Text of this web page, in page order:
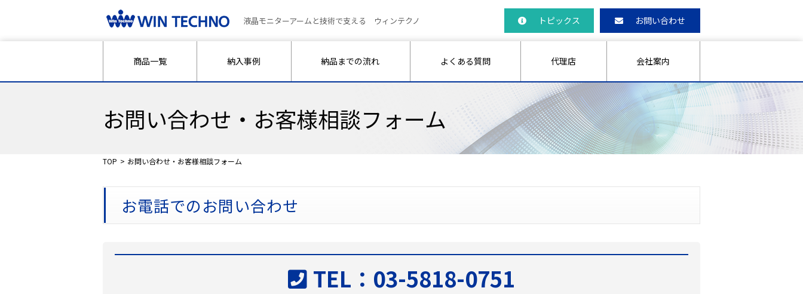
液晶モニターアームと技術で支える ウィンテクノ トピックス お問い合わせ
商品一覧 納入事例 納品までの流れ よくある質問 代理店 会社案内
お問い合わせ・お客様相談フォーム
TOP お問い合わせ・お客様相談フォーム
お電話でのお問い合わせ
TEL：03-5818-0751